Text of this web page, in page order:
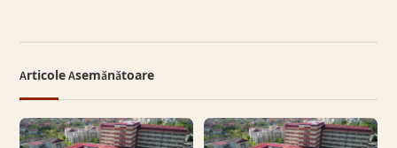
Articole Asemănătoare